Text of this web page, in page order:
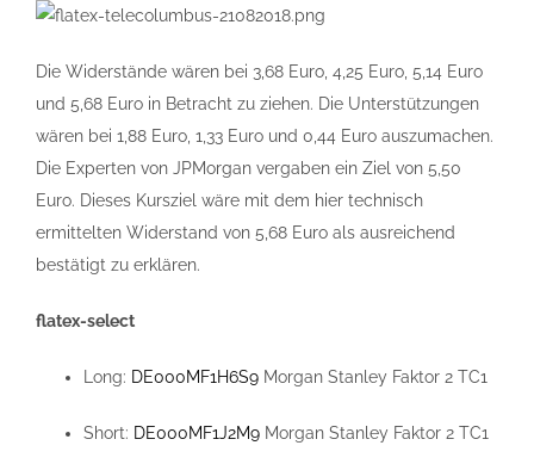
Die Widerstände wären bei 3,68 Euro, 4,25 Euro, 5,14 Euro
und 5,68 Euro in Betracht zu ziehen. Die Unterstützungen
wären bei 1,88 Euro, 1,33 Euro und 0,44 Euro auszumachen.
Die Experten von JPMorgan vergaben ein Ziel von 5,50
Euro. Dieses Kursziel wäre mit dem hier technisch
ermittelten Widerstand von 5,68 Euro als ausreichend
bestätigt zu erklären.
flatex-select
Long: DE000MF1H6S9 Morgan Stanley Faktor 2 TC1
Short: DE000MF1J2M9 Morgan Stanley Faktor 2 TC1